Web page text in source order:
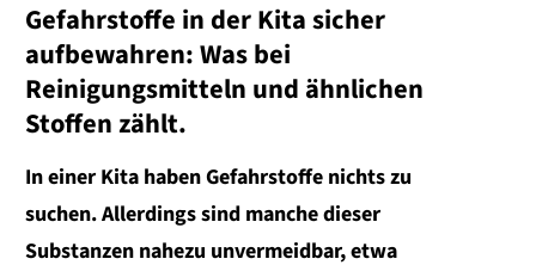
Gefahrstoffe in der Kita sicher
aufbewahren: Was bei
Reinigungsmitteln und ähnlichen
Stoffen zählt.
In einer Kita haben Gefahrstoffe nichts zu
suchen. Allerdings sind manche dieser
Substanzen nahezu unvermeidbar, etwa